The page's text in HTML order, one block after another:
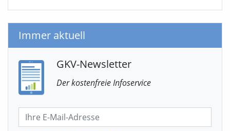
Immer aktuell
GKV-Newsletter
Der kostenfreie Infoservice